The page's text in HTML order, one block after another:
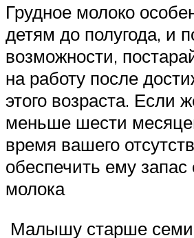
Грудное молоко
детям до полугода, и
возможности,
на работу после
этого возраста. Если
меньше шести
время вашего
обеспечить ему запас
молока
Малышу старше